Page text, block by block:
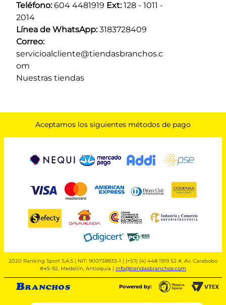
Teléfono: 604 4481919 Ext: 128 - 1011 -
2014
Línea de WhatsApp: 3183728409
Correo:
servicioalcliente@tiendasbranchos.c
om
Nuestras tiendas
Aceptamos los siguientes métodos de pago
2020 Ranking Sport S.A.S | NIT: 900738933-1 | (+57) (4) 448 1919 52 #, Av. Carabobo
#45-92, Medellín, Antioquia | info@tiendasbranchos.com
Powered by: